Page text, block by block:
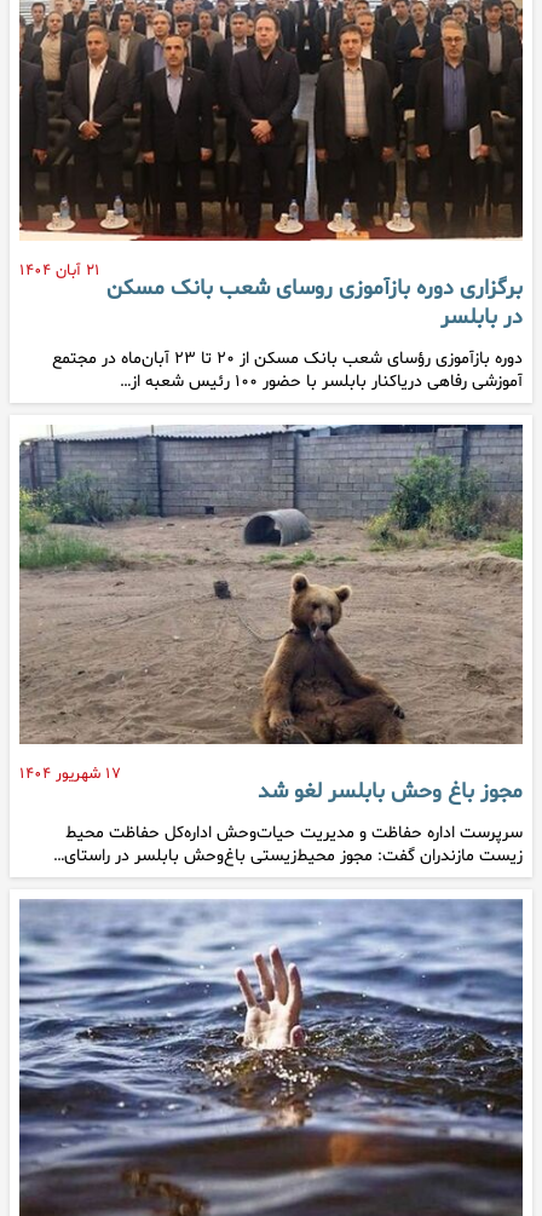
۲۱ آبان ۱۴۰۴
برگزاری دوره بازآموزی روسای شعب بانک مسکن
در بابلسر
دوره بازآموزی رؤسای شعب بانک مسکن از ۲۰ تا ۲۳ آبان‌ماه در مجتمع
آموزشی رفاهی دریاکنار بابلسر با حضور ۱۰۰ رئیس شعبه از…
۱۷ شهریور ۱۴۰۴
مجوز باغ وحش بابلسر لغو شد
سرپرست اداره حفاظت و مدیریت حیات‌وحش اداره‌کل حفاظت محیط
زیست مازندران گفت: مجوز محیط‌زیستی باغ‌وحش بابلسر در راستای…